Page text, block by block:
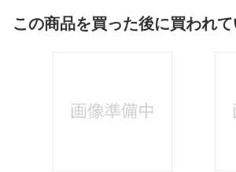
この商品を買った後に買われ